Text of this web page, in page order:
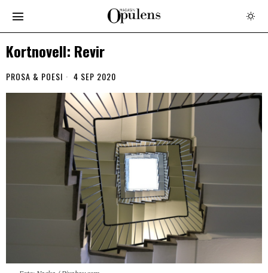
Kortnovell: Revir
PROSA & POESI 4 SEP 2020